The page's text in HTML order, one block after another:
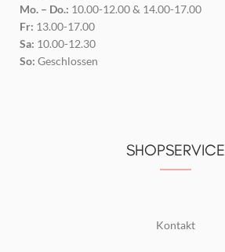
Mo. – Do.: 10.00-12.00 & 14.00-17.00
Fr: 13.00-17.00
Sa: 10.00-12.30
So: Geschlossen
SHOPSERVICE
Kontakt